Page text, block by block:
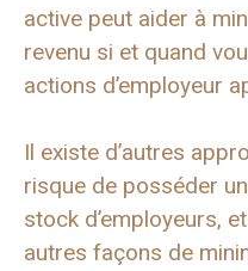
active peut aider à
revenu si et quand
actions d’employeur
Il existe d’autres
risque de posséder
stock d’employeurs,
autres façons de